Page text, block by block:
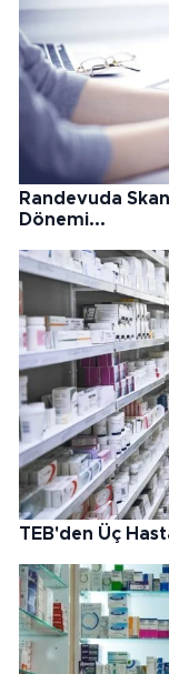
Randevuda
Dönemi...
TEB'den Üç